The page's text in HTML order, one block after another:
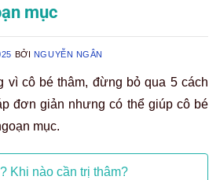
mục
BỞI NGUYỄN NGÂN
vì cô bé thâm, đừng bỏ qua 5 cách
đơn giản nhưng có thể giúp cô bé
mục.
Khi nào cần trị thâm?